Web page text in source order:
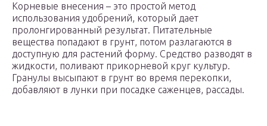
Корневые внесения – это простой метод
использования удобрений, который дает
пролонгированный результат. Питательные
вещества попадают в грунт, потом разлагаются в
доступную для растений форму. Средство разводят в
жидкости, поливают прикорневой круг культур.
Гранулы высыпают в грунт во время перекопки,
добавляют в лунки при посадке саженцев, рассады.